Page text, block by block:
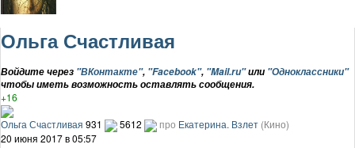
Ольга Счастливая
Войдите через "ВКонтакте", "Facebook", "Mail.ru"или "Одноклассники"
чтобы иметь возможность оставлять сообщения.
+16
Ольга Счастливая 931 5612 про Екатерина. Взлет (Кино)
20 июня 2017 в 05:57